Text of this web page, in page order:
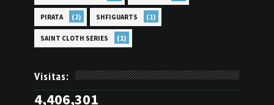
PIRATA (2) SHFIGUARTS (1)
SAINT CLOTH SERIES (1)
Visitas:
4,406,301